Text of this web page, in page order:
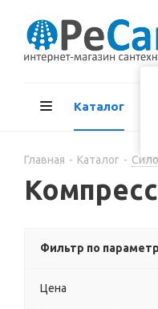
Каталог
Главная - Каталог -
Фильтр по
Цена